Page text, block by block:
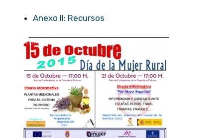
Anexo II: Recursos